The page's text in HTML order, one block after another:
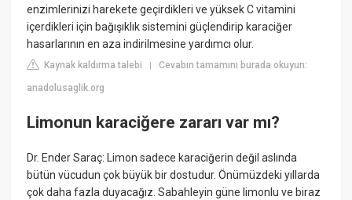
enzimlerinizi harekete geçirdikleri ve yüksek C vitamini
içerdikleri için bağışıklık sistemini güçlendirip karaciğer
hasarlarının en aza indirilmesine yardımcı olur.
Kaynak kaldırma talebi |Cevabın tamamını burada okuyun:
anadolusaglik.org
Limonun karaciğere zararı var mı?
Dr. Ender Saraç: Limon sadece karaciğerin değil aslında
bütün vücudun çok büyük bir dostudur. Önümüzdeki yıllarda
çok daha fazla duyacağız. Sabahleyin güne limonlu ve biraz